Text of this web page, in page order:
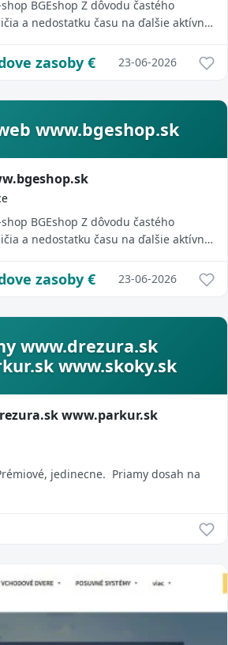
BGEshop Z dôvodu častého
a nedostatku času na ďalšie aktívne
zasoby € 23-06-2026
www.bgeshop.sk
BGEshop Z dôvodu častého
a nedostatku času na ďalšie aktívne
zasoby € 23-06-2026
www.drezura.sk
www.skoky.sk
www.parkur.sk
jedinecne. Priamy dosah na